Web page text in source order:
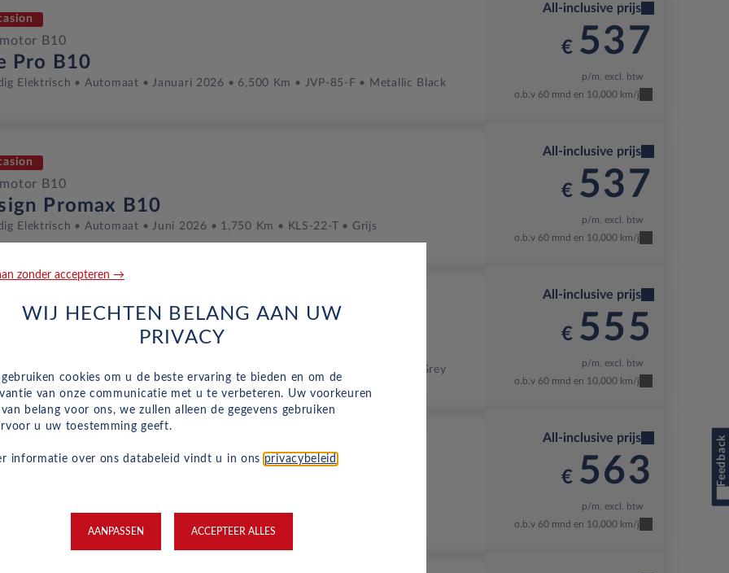
B10
Pro B10
Elektrisch Automaat Januari 2026 6,500 Km JVP-85-F Metallic Black
All-inclusive prijs
€ 537
p/m. excl. btw
o.b.v 60 mnd en 10,000 km/j
B10
Promax B10
Elektrisch Automaat Juni 2026 1,750 Km KLS-22-T Grijs
All-inclusive prijs
€ 537
p/m. excl. btw
o.b.v 60 mnd en 10,000 km/j
Promax B10
Tundra Grey
All-inclusive prijs
€ 555
p/m. excl. btw
o.b.v 60 mnd en 10,000 km/j
B10
All-inclusive prijs
€ 563
p/m. excl. btw
o.b.v 60 mnd en 10,000 km/j
Feedback
zonder accepteren →
WIJ HECHTEN BELANG AAN UW
PRIVACY
cookies om u de beste ervaring te bieden en om de
van onze communicatie met u te verbeteren. Uw voorkeuren
belang voor ons, we zullen alleen de gegevens gebruiken
u uw toestemming geeft.
informatie over ons databeleid vindt u in ons privacybeleid.
AANPASSEN ACCEPTEER ALLES